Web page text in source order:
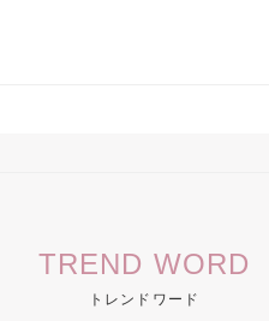
TREND WORD
トレンドワード